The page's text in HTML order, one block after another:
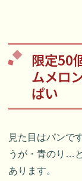
限定50
ムメロ
ぱい
見た目はパンで
うが・青のり…
あります。